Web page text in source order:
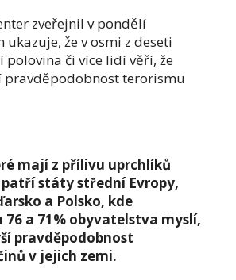
zveřejnil v pondělí
ukazuje, že v osmi z deseti
polovina či více lidí věří, že
pravděpodobnost terorismu
mají z přílivu uprchlíků
státy střední Evropy,
a Polsko, kde
a 71% obyvatelstva myslí,
pravděpodobnost
v jejich zemi.